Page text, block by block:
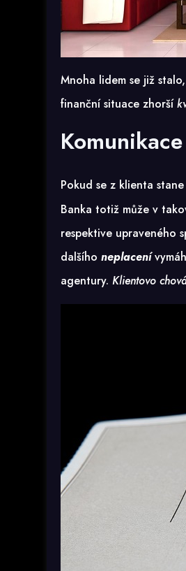
Mnoha lidem se již
finanční situace zhorší
Pokud se z klienta
Banka totiž může v
respektive upraveného
dalšího neplacení
agentury. Klientovo